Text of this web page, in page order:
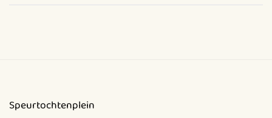
Speurtochtenplein